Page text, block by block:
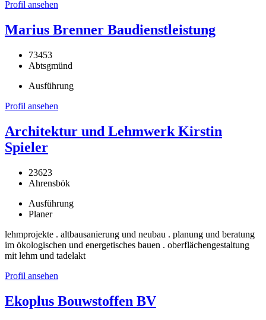
Profil ansehen
Marius Brenner Baudienstleistung
73453
Abtsgmünd
Ausführung
Profil ansehen
Architektur und Lehmwerk Kirstin
Spieler
23623
Ahrensbök
Ausführung
Planer
lehmprojekte . altbausanierung und neubau . planung und beratung
im ökologischen und energetisches bauen . oberflächengestaltung
mit lehm und tadelakt
Profil ansehen
Ekoplus Bouwstoffen BV